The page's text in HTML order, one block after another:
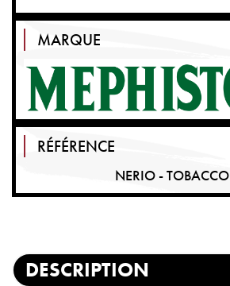
MARQUE
RÉFÉRENCE
NERIO - TOBACCO
DESCRIPTION